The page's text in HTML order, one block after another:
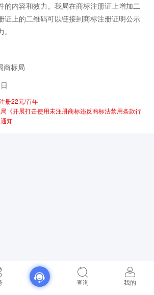
的内容和效力。我局在商标注册证上增加二
证上的二维码可以链接到商标注册证明公示
标局
册22元/首年
《开展打击使用未注册商标违反商标法禁用条款行
知
查询 我的